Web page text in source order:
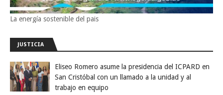
La energía sostenible del pais
JUSTICIA
Eliseo Romero asume la presidencia del ICPARD en
San Cristóbal con un llamado a la unidad y al
trabajo en equipo